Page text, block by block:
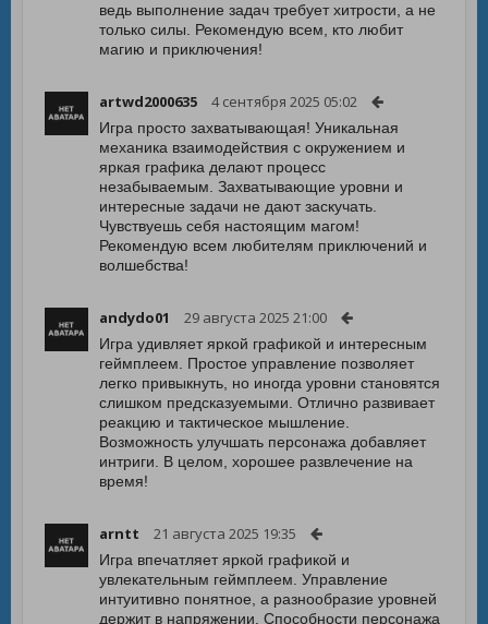
ведь выполнение задач требует хитрости, а не
только силы. Рекомендую всем, кто любит
магию и приключения!
artwd2000635 4 сентября 2025 05:02
Игра просто захватывающая! Уникальная
механика взаимодействия с окружением и
яркая графика делают процесс
незабываемым. Захватывающие уровни и
интересные задачи не дают заскучать.
Чувствуешь себя настоящим магом!
Рекомендую всем любителям приключений и
волшебства!
andydo01 29 августа 2025 21:00
Игра удивляет яркой графикой и интересным
геймплеем. Простое управление позволяет
легко привыкнуть, но иногда уровни становятся
слишком предсказуемыми. Отлично развивает
реакцию и тактическое мышление.
Возможность улучшать персонажа добавляет
интриги. В целом, хорошее развлечение на
время!
arntt 21 августа 2025 19:35
Игра впечатляет яркой графикой и
увлекательным геймплеем. Управление
интуитивно понятное, а разнообразие уровней
держит в напряжении. Способности персонажа